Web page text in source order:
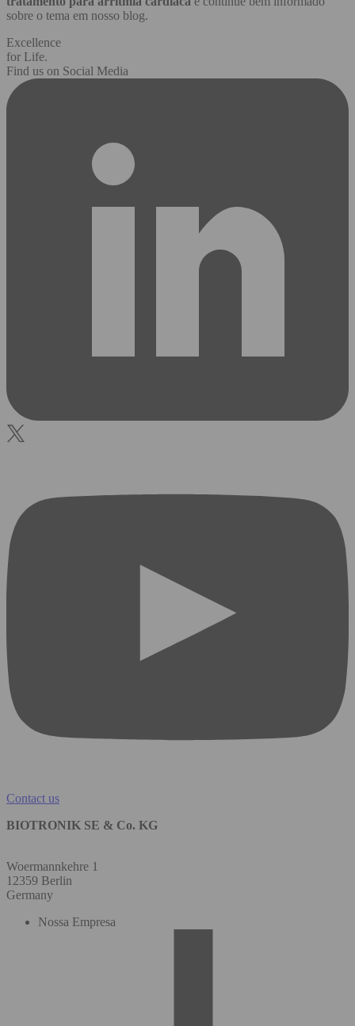
sobre o tema em nosso blog.
Excellence
for Life.
Find us on Social Media
Contact us
BIOTRONIK SE & Co. KG
Woermannkehre 1
12359 Berlin
Germany
Nossa Empresa